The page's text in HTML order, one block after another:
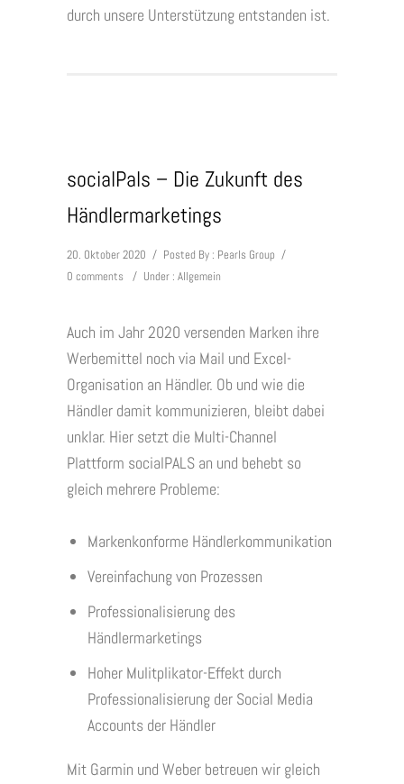
durch unsere Unterstützung entstanden ist.
socialPals – Die Zukunft des
Händlermarketings
20. Oktober 2020 / Posted By : Pearls Group /
0 comments / Under : Allgemein
Auch im Jahr 2020 versenden Marken ihre
Werbemittel noch via Mail und Excel-
Organisation an Händler. Ob und wie die
Händler damit kommunizieren, bleibt dabei
unklar. Hier setzt die Multi-Channel
Plattform socialPALS an und behebt so
gleich mehrere Probleme:
Markenkonforme Händlerkommunikation
Vereinfachung von Prozessen
Professionalisierung des
Händlermarketings
Hoher Mulitplikator-Effekt durch
Professionalisierung der Social Media
Accounts der Händler
Mit Garmin und Weber betreuen wir gleich